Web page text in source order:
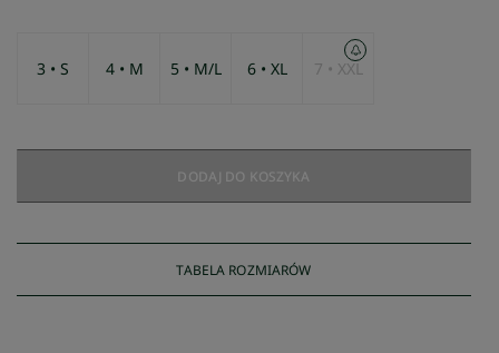
3 • S 4 • M 5 • M/L 6 • XL 7 • XXL
DODAJ DO KOSZYKA
TABELA ROZMIARÓW